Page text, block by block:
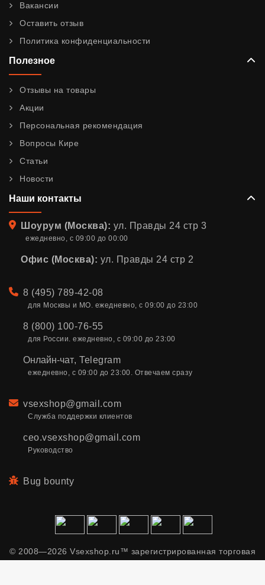
Вакансии
Оставить отзыв
Политика конфиденциальности
Полезное
Отзывы на товары
Акции
Персональная рекомендация
Вопросы Кире
Статьи
Новости
Наши контакты
Адрес
Шоурум (Москва): ул. Правды 24 стр 3
ежедневно, с 09:00 до 00:00
Офис (Москва): ул. Правды 24 стр 2
Телефон
8 (495) 789-42-08
для Москвы и МО. ежедневно, с 09:00 до 23:00
8 (800) 100-76-55
для России. ежедневно, с 09:00 до 23:00
Онлайн-чат, Telegram
ежедневно, с 09:00 до 23:00. Отвечаем сразу
Email
vsexshop@gmail.com
Служба поддержки клиентов
ceo.vsexshop@gmail.com
Руководство
Bug bounty
© 2008—2026 Vsexshop.ru™ зарегистрированная торговая